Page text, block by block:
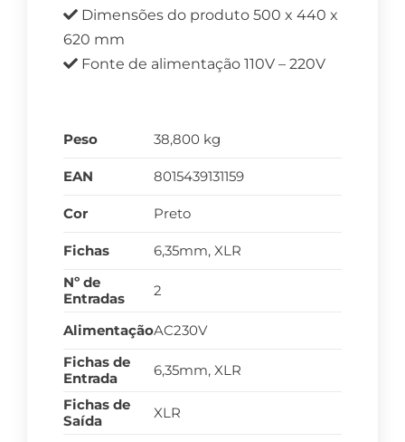
Dimensões do produto 500 x 440 x
620 mm
Fonte de alimentação 110V – 220V
Peso 38,800 kg
EAN 8015439131159
Cor Preto
Fichas
6,35mm, XLR
Nº de
Entradas
2
AlimentaçãoAC230V
Fichas de
Entrada
6,35mm, XLR
Fichas de
Saída
XLR